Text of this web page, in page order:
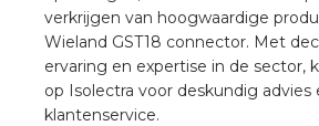
verkrijgen van hoogwaardige
Wieland GST18 connector. Met
ervaring en expertise in de sector,
op Isolectra voor deskundig
klantenservice.
Academy